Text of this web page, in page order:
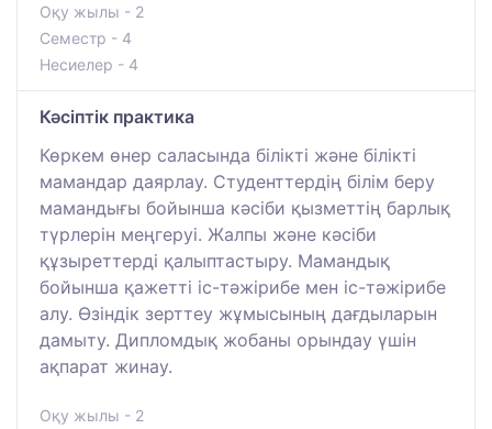
Оқу жылы - 2
Семестр - 4
Несиелер - 4
Кәсіптік практика
Көркем өнер саласында білікті және білікті
мамандар даярлау. Студенттердің білім беру
мамандығы бойынша кәсіби қызметтің барлық
түрлерін меңгеруі. Жалпы және кәсіби
құзыреттерді қалыптастыру. Мамандық
бойынша қажетті іс-тәжірибе мен іс-тәжірибе
алу. Өзіндік зерттеу жұмысының дағдыларын
дамыту. Дипломдық жобаны орындау үшін
ақпарат жинау.
Оқу жылы - 2